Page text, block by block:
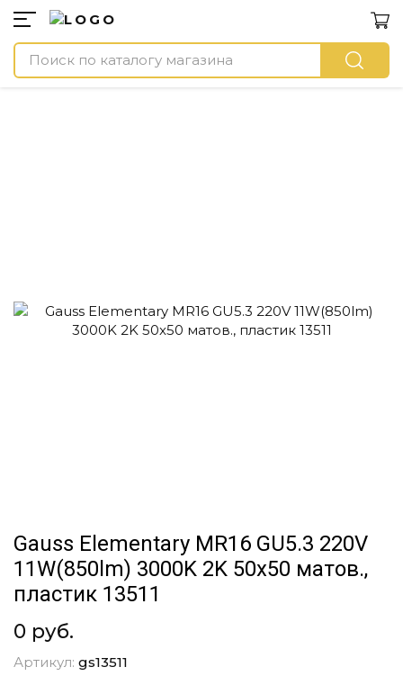
Gauss Elementary MR16 GU5.3 220V
11W(850lm) 3000K 2K 50x50 матов.,
пластик 13511
0 руб.
Артикул: gs13511